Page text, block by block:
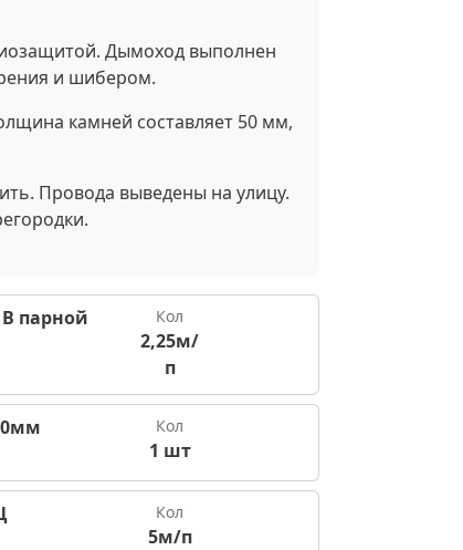
Дымоход выполнен
и шибером.
камней составляет 50 мм,
Провода выведены на улицу.
парной Кол
2,25м/
п
Кол
1 шт
Кол
5м/п